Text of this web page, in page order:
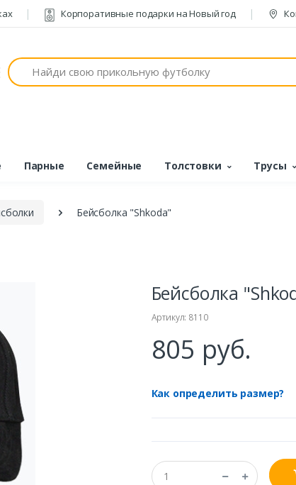
Корпоративные подарки на Новый год
Поиск
Парные Семейные Толстовки Трусы
Бейсболка "Shkoda"
Бейсболка
Артикул: 8110
805 руб.
Как определить размер?